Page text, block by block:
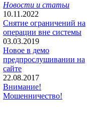
Новости и статьи
10.11.2022
Снятие ограничений на
операции вне системы
03.03.2019
Новое в демо
предпрослушивании на
сайте
22.08.2017
Внимание!
Мошенничество!